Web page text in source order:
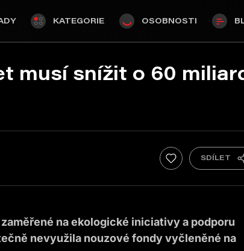
KATEGORIE OSOBNOSTI
musí snížit o 60
na ekologické iniciativy a podporu
nevyužila nouzové fondy vyčleněné na